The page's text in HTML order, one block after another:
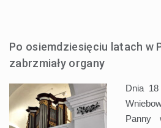
Po osiemdziesięciu latach w
zabrzmiały organy
Dnia
Panny